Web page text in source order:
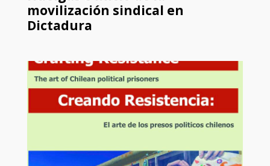
movilización sindical en
Dictadura